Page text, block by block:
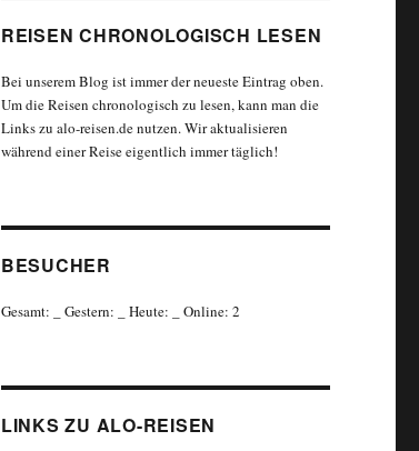
REISEN CHRONOLOGISCH LESEN
Bei unserem Blog ist immer der neueste Eintrag oben.
Um die Reisen chronologisch zu lesen, kann man die
Links zu alo-reisen.de nutzen. Wir aktualisieren
während einer Reise eigentlich immer täglich!
BESUCHER
Gesamt: Gestern: Heute: Online: 2
LINKS ZU ALO-REISEN